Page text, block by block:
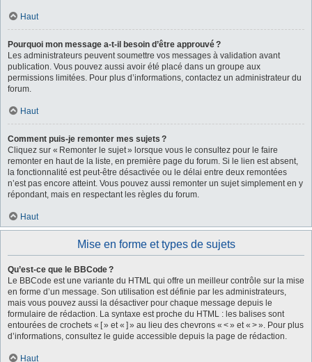
Haut
Pourquoi mon message a-t-il besoin d’être approuvé ?
Les administrateurs peuvent soumettre vos messages à validation avant
publication. Vous pouvez aussi avoir été placé dans un groupe aux
permissions limitées. Pour plus d’informations, contactez un administrateur du
forum.
Haut
Comment puis-je remonter mes sujets ?
Cliquez sur « Remonter le sujet » lorsque vous le consultez pour le faire
remonter en haut de la liste, en première page du forum. Si le lien est absent,
la fonctionnalité est peut-être désactivée ou le délai entre deux remontées
n’est pas encore atteint. Vous pouvez aussi remonter un sujet simplement en y
répondant, mais en respectant les règles du forum.
Haut
Mise en forme et types de sujets
Qu’est-ce que le BBCode ?
Le BBCode est une variante du HTML qui offre un meilleur contrôle sur la mise
en forme d’un message. Son utilisation est définie par les administrateurs,
mais vous pouvez aussi la désactiver pour chaque message depuis le
formulaire de rédaction. La syntaxe est proche du HTML : les balises sont
entourées de crochets « [ » et « ] » au lieu des chevrons « < » et « > ». Pour plus
d’informations, consultez le guide accessible depuis la page de rédaction.
Haut